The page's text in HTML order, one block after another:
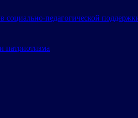
педагогической
патриотизма